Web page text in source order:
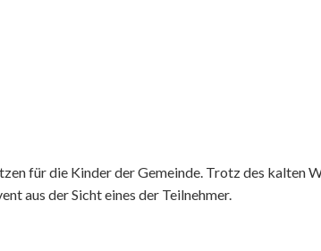
für die Kinder der Gemeinde. Trotz des kalten
aus der Sicht eines der Teilnehmer.